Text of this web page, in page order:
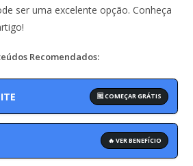
ser uma excelente opção. Conheça
Recomendados:
🆓 COMEÇAR GRÁTIS
🔥 VER BENEFÍCIO